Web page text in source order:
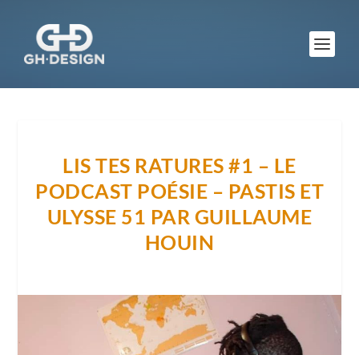
LIS TES RATURES #1 – LE
PODCAST POÉSIE – PASTIS ET
ULYSSE 51 PAR GUILLAUME
HOUIN